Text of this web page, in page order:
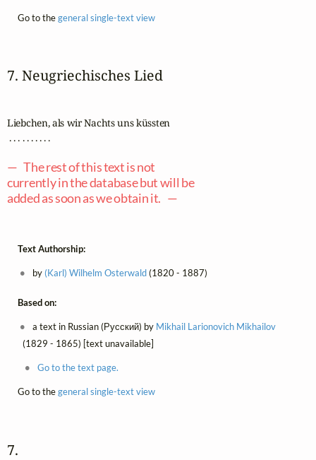
Go to thegeneral single-text view
7. Neugriechisches Lied
Liebchen, als wir Nachts uns küssten
. . . . . . . . . .
— The rest of this text is not
currently in the database but will be
added as soon as we obtain it. —
Text Authorship:
by (Karl) Wilhelm Osterwald(1820 - 1887)
Based on:
a text in Russian (Русский) by Mikhail Larionovich Mikhailov
(1829 - 1865) [text unavailable]
Go to the text page.
Go to thegeneral single-text view
7.